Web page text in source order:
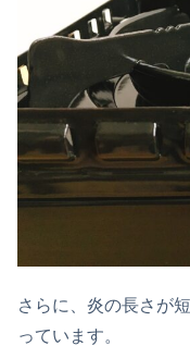
さらに、炎の長さが
っています。